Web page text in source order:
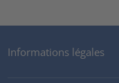
Informations légales